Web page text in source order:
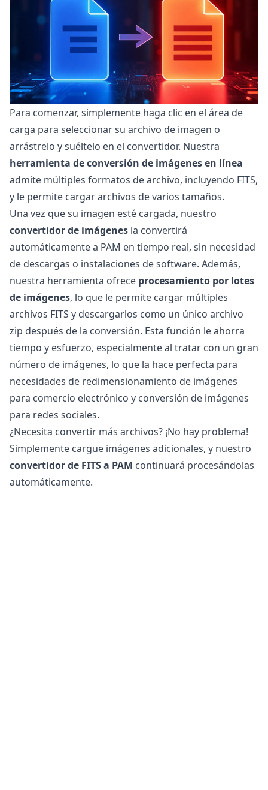
Para comenzar, simplemente haga clic en el área de
carga para seleccionar su archivo de imagen o
arrástrelo y suéltelo en el convertidor. Nuestra
herramienta de conversión de imágenes en línea
admite múltiples formatos de archivo, incluyendo FITS,
y le permite cargar archivos de varios tamaños.
Una vez que su imagen esté cargada, nuestro
convertidor de imágenes la convertirá
automáticamente a PAM en tiempo real, sin necesidad
de descargas o instalaciones de software. Además,
nuestra herramienta ofrece procesamiento por lotes
de imágenes, lo que le permite cargar múltiples
archivos FITS y descargarlos como un único archivo
zip después de la conversión. Esta función le ahorra
tiempo y esfuerzo, especialmente al tratar con un gran
número de imágenes, lo que la hace perfecta para
necesidades de redimensionamiento de imágenes
para comercio electrónico y conversión de imágenes
para redes sociales.
¿Necesita convertir más archivos? ¡No hay problema!
Simplemente cargue imágenes adicionales, y nuestro
convertidor de FITS a PAM continuará procesándolas
automáticamente.